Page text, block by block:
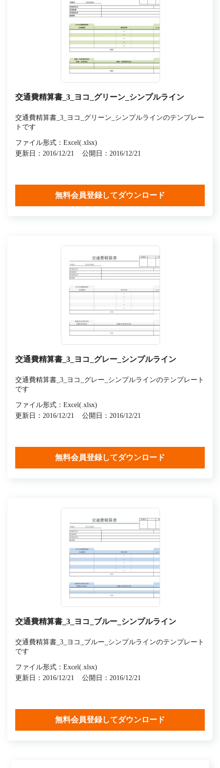
交通費精算書_3_ヨコ_グリーン_シンプルライン
交通費精算書_3_ヨコ_グリーン_シンプルラインのテンプレー
トです
ファイル形式：Excel(.xlsx)
更新日：2016/12/21
公開日：2016/12/21
無料会員登録してダウンロード
交通費精算書_3_ヨコ_グレー_シンプルライン
交通費精算書_3_ヨコ_グレー_シンプルラインのテンプレート
です
ファイル形式：Excel(.xlsx)
更新日：2016/12/21
公開日：2016/12/21
無料会員登録してダウンロード
交通費精算書_3_ヨコ_ブルー_シンプルライン
交通費精算書_3_ヨコ_ブルー_シンプルラインのテンプレート
です
ファイル形式：Excel(.xlsx)
更新日：2016/12/21
公開日：2016/12/21
無料会員登録してダウンロード